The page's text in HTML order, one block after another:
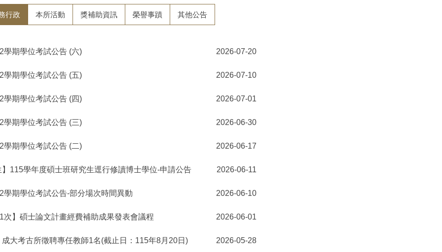
行政 本所活動 獎補助資訊 榮譽事蹟 其他公告
學期學位考試公告 (六) 2026-07-20
學期學位考試公告 (五) 2026-07-10
學期學位考試公告 (四) 2026-07-01
學期學位考試公告 (三) 2026-06-30
學期學位考試公告 (二) 2026-06-17
115學年度碩士班研究生逕行修讀博士學位-申請公告 2026-06-11
學期學位考試公告-部分場次時間異動 2026-06-10
次】碩士論文計畫經費補助成果發表會議程 2026-06-01
大考古所徵聘專任教師1名(截止日：115年8月20日) 2026-05-28